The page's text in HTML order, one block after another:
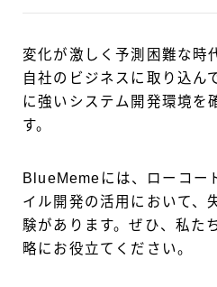
変化が激しく予測困難な時
自社のビジネスに取り込ん
に強いシステム開発環境を
す。
BlueMemeには、ローコー
イル開発の活用において、
験があります。ぜひ、私た
略にお役立てください。